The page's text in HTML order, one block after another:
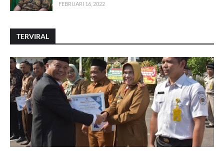
FEBRUARI 16, 2022
TERVIRAL